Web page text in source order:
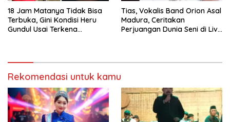
18 Jam Matanya Tidak Bisa
Terbuka, Gini Kondisi Heru
Gundul Usai Terkena
Tias, Vokalis Band Orion Asal
Madura, Ceritakan
Perjuangan Dunia Seni di Live
Rekomendasi untuk kamu